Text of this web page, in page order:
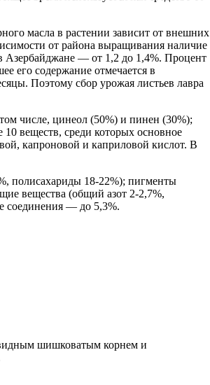
масла в растении зависит от внешних
от района выращивания наличие
Азербайджане — от 1,2 до 1,4%. Процент
его содержание отмечается в
Поэтому сбор урожая листьев лавра
числе, цинеол (50%) и пинен (30%);
веществ, среди которых основное
капроновой и каприловой кислот. В
полисахариды 18-22%); пигменты
вещества (общий азот 2-2,7%,
соединения — до 5,3%.
шишковатым корнем и